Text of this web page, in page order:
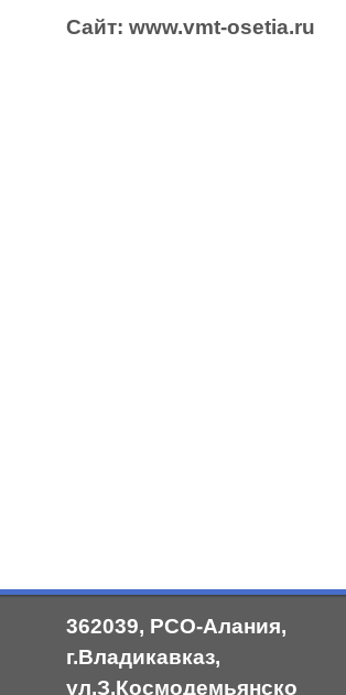
Cайт: www.vmt-osetia.ru
362039, РСО-Алания,
г.Владикавказ,
ул.З.Космодемьянско